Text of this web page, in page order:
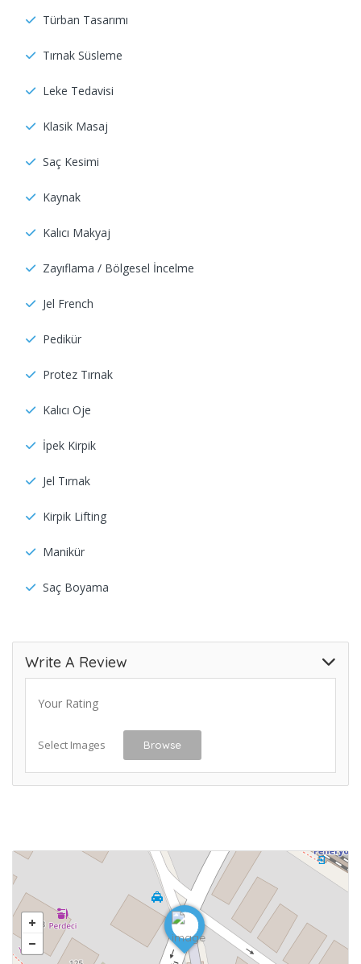
Türban Tasarımı
Tırnak Süsleme
Leke Tedavisi
Klasik Masaj
Saç Kesimi
Kaynak
Kalıcı Makyaj
Zayıflama / Bölgesel İncelme
Jel French
Pedikür
Protez Tırnak
Kalıcı Oje
İpek Kirpik
Jel Tırnak
Kirpik Lifting
Manikür
Saç Boyama
Write A Review
Your Rating
Select Images Browse